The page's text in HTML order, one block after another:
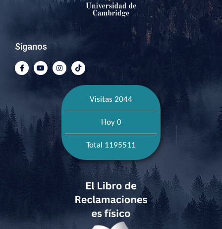
Síganos
Visitas 2044
Hoy 0
Total 1195511